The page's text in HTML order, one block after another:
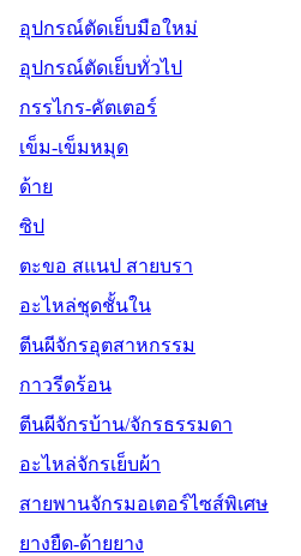
อุปกรณ์ตัดเย็บมือใหม่
อุปกรณ์ตัดเย็บทั่วไป
กรรไกร-คัตเตอร์
เข็ม-เข็มหมุด
ด้าย
ซิป
ตะขอ สแนป สายบรา
อะไหล่ชุดชั้นใน
ตีนผีจักรอุตสาหกรรม
กาวรีดร้อน
ตีนผีจักรบ้าน/จักรธรรมดา
อะไหล่จักรเย็บผ้า
สายพานจักรมอเตอร์ไซส์พิเศษ
ยางยืด-ด้ายยาง